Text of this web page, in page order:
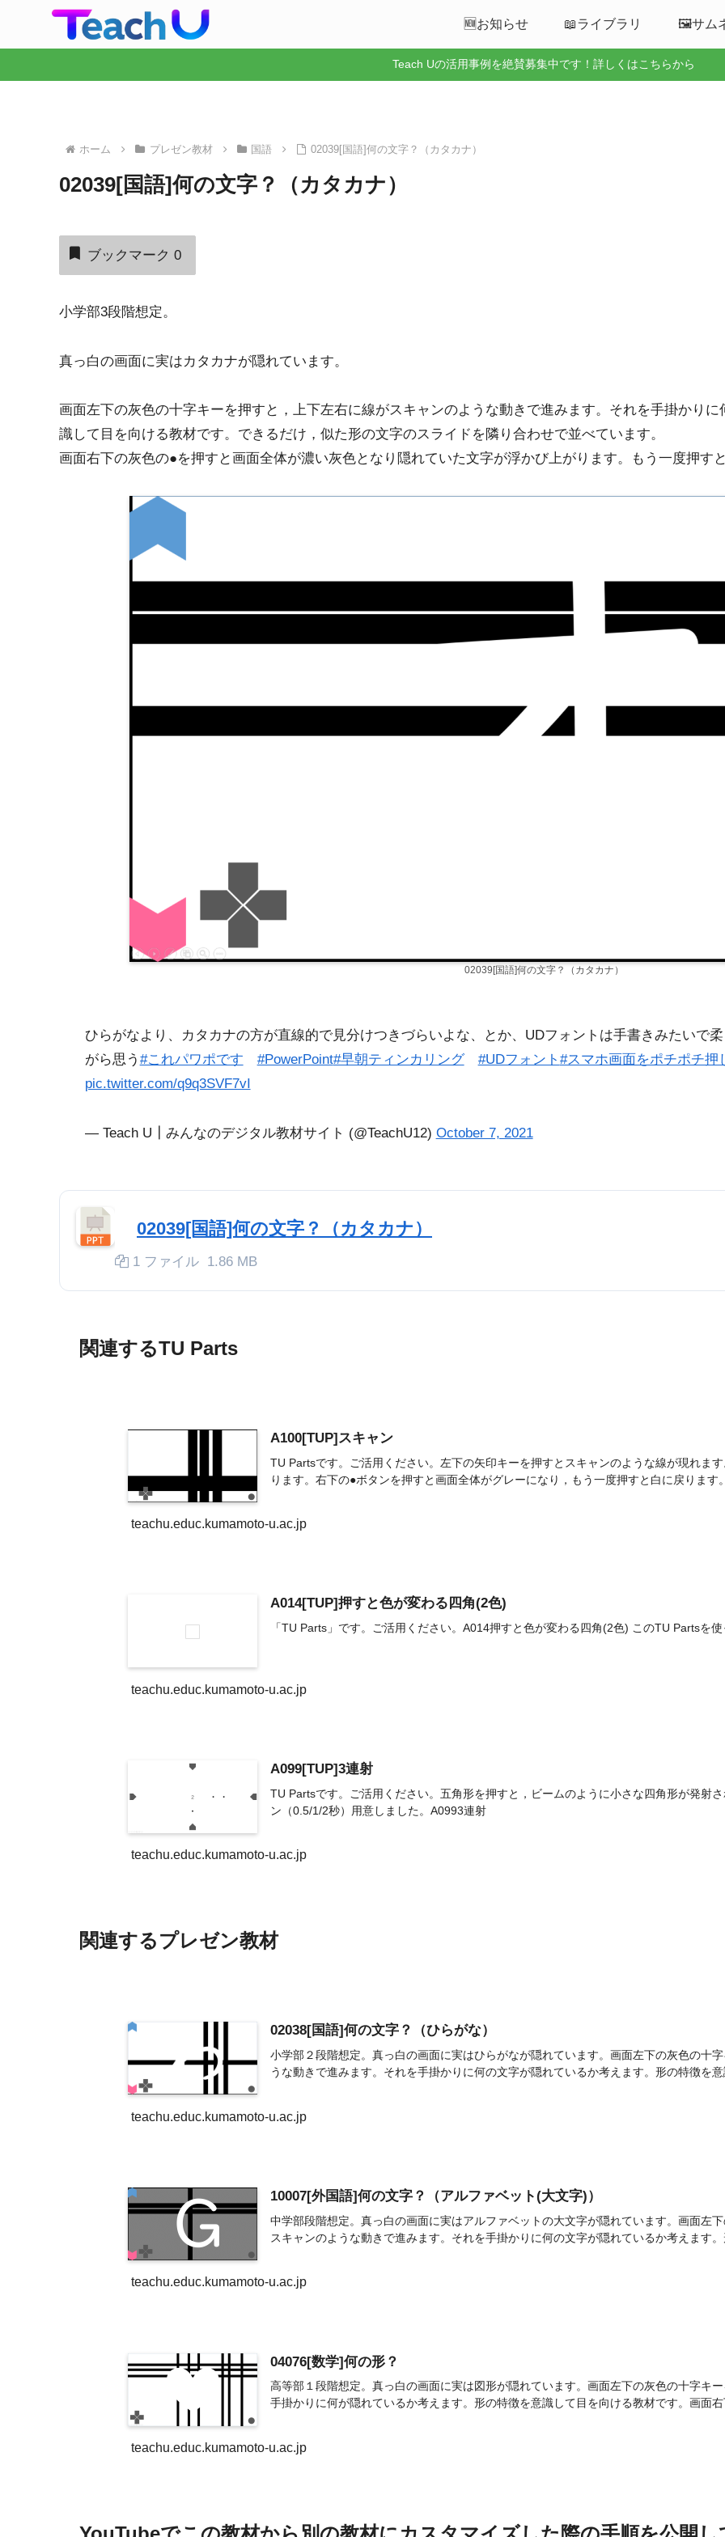
🆕お知らせ 📖ライブラリ 🖼️サム
Teach Uの活用事例を絶賛募集中です！詳しくはこちらから
ホーム プレゼン教材 国語 02039[国語]何の文字？（カタカナ）
02039[国語]何の文字？（カタカナ）
ブックマーク 0
小学部3段階想定。
真っ白の画面に実はカタカナが隠れています。
画面左下の灰色の十字キーを押すと，上下左右に線がスキャンのような動きで進みます。それを手掛かり
識して目を向ける教材です。できるだけ，似た形の文字のスライドを隣り合わせで並べています。
画面右下の灰色の●を押すと画面全体が濃い灰色となり隠れていた文字が浮かび上がります。もう一度押す
02039[国語]何の文字？（カタカナ）
ひらがなより、カタカナの方が直線的で見分けつきづらいよな、とか、UDフォントは手書きみたいで
がら思う #これパワポです #PowerPoint#早朝ティンカリング #UDフォント #スマホ画面をポチポチ押
pic.twitter.com/q9q3SVF7vI
— Teach U┃みんなのデジタル教材サイト (@TeachU12) October 7, 2021
02039[国語]何の文字？（カタカナ）
1 ファイル 1.86 MB
関連するTU Parts
A100[TUP]スキャン
TU Partsです。ご活用ください。左下の矢印キーを押すとスキャンのような線が現れま
ります。右下の●ボタンを押すと画面全体がグレーになり，もう一度押すと白に戻ります
teachu.educ.kumamoto-u.ac.jp
A014[TUP]押すと色が変わる四角(2色)
「TU Parts」です。ご活用ください。A014押すと色が変わる四角(2色) このTU Partsを
teachu.educ.kumamoto-u.ac.jp
A099[TUP]3連射
TU Partsです。ご活用ください。五角形を押すと，ビームのように小さな四角形が発射
ン（0.5/1/2秒）用意しました。A0993連射
teachu.educ.kumamoto-u.ac.jp
関連するプレゼン教材
02038[国語]何の文字？（ひらがな）
小学部２段階想定。真っ白の画面に実はひらがなが隠れています。画面左下の灰色の十
うな動きで進みます。それを手掛かりに何の文字が隠れているか考えます。形の特徴を
teachu.educ.kumamoto-u.ac.jp
10007[外国語]何の文字？（アルファベット(大文字)）
中学部段階想定。真っ白の画面に実はアルファベットの大文字が隠れています。画面左
スキャンのような動きで進みます。それを手掛かりに何の文字が隠れているか考えます
teachu.educ.kumamoto-u.ac.jp
04076[数学]何の形？
高等部１段階想定。真っ白の画面に実は図形が隠れています。画面左下の灰色の十字キ
手掛かりに何が隠れているか考えます。形の特徴を意識して目を向ける教材です。画面
teachu.educ.kumamoto-u.ac.jp